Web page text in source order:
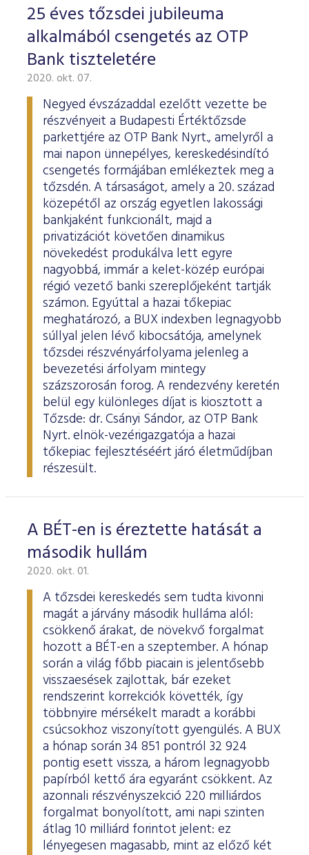
25 éves tőzsdei jubileuma
alkalmából csengetés az OTP
Bank tiszteletére
2020. okt. 07.
Negyed évszázaddal ezelőtt vezette be
részvényeit a Budapesti Értéktőzsde
parkettjére az OTP Bank Nyrt., amelyről a
mai napon ünnepélyes, kereskedésindító
csengetés formájában emlékeztek meg a
tőzsdén. A társaságot, amely a 20. század
közepétől az ország egyetlen lakossági
bankjaként funkcionált, majd a
privatizációt követően dinamikus
növekedést produkálva lett egyre
nagyobbá, immár a kelet-közép európai
régió vezető banki szereplőjeként tartják
számon. Egyúttal a hazai tőkepiac
meghatározó, a BUX indexben legnagyobb
súllyal jelen lévő kibocsátója, amelynek
tőzsdei részvényárfolyama jelenleg a
bevezetési árfolyam mintegy
százszorosán forog. A rendezvény keretén
belül egy különleges díjat is kiosztott a
Tőzsde: dr. Csányi Sándor, az OTP Bank
Nyrt. elnök-vezérigazgatója a hazai
tőkepiac fejlesztéséért járó életműdíjban
részesült.
A BÉT-en is éreztette hatását a
második hullám
2020. okt. 01.
A tőzsdei kereskedés sem tudta kivonni
magát a járvány második hulláma alól:
csökkenő árakat, de növekvő forgalmat
hozott a BÉT-en a szeptember. A hónap
során a világ főbb piacain is jelentősebb
visszaesések zajlottak, bár ezeket
rendszerint korrekciók követték, így
többnyire mérsékelt maradt a korábbi
csúcsokhoz viszonyított gyengülés. A BUX
a hónap során 34 851 pontról 32 924
pontig esett vissza, a három legnagyobb
papírból kettő ára egyaránt csökkent. Az
azonnali részvényszekció 220 milliárdos
forgalmat bonyolított, ami napi szinten
átlag 10 milliárd forintot jelent: ez
lényegesen magasabb, mint az előző két